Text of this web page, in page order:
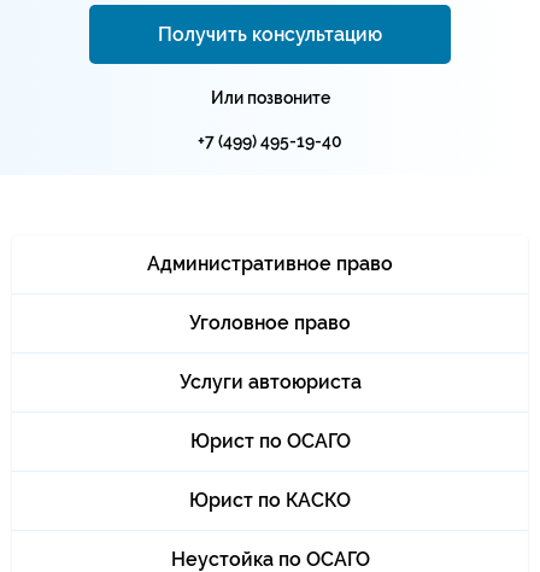
Получить консультацию
Или позвоните
+7 (499) 495-19-40
Административное право
Уголовное право
Услуги автоюриста
Юрист по ОСАГО
Юрист по КАСКО
Неустойка по ОСАГО